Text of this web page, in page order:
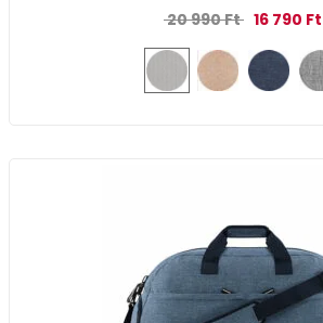
20 990Ft Original
16 790 Ft